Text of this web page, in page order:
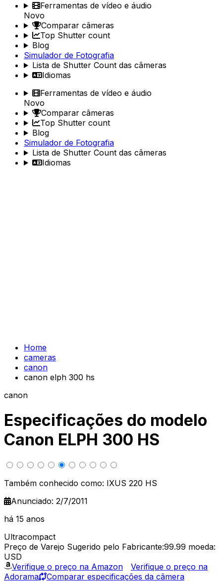
Ferramentas de vídeo e áudio
Novo
Comparar câmeras
Top Shutter count
Blog
Simulador de Fotografia
Lista de Shutter Count das câmeras
Idiomas
Ferramentas de vídeo e áudio
Novo
Comparar câmeras
Top Shutter count
Blog
Simulador de Fotografia
Lista de Shutter Count das câmeras
Idiomas
Home
cameras
canon
canon elph 300 hs
canon
Especificações do modelo
Canon ELPH 300 HS
Também conhecido como: IXUS 220 HS
Anunciado: 2/7/2011
há 15 anos
Ultracompact
Preço de Varejo Sugerido pelo Fabricante:99.99 moeda:
USD
Verifique o preço na Amazon
Verifique o preço na
Adorama
Comparar especificações da câmera